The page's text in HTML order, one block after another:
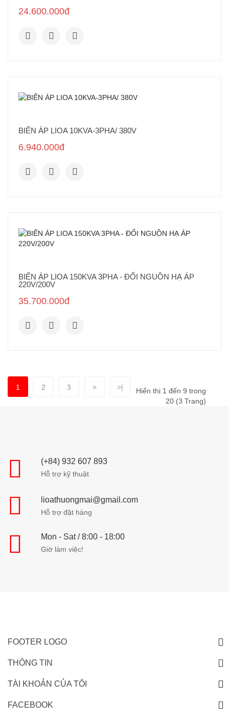
24.600.000đ
BIẾN ÁP LIOA 10KVA-3PHA/ 380V
6.940.000đ
BIẾN ÁP LIOA 150KVA 3PHA - ĐỔI NGUỒN HẠ ÁP
220V/200V
35.700.000đ
1 2 3 > >|
Hiển thị 1 đến 9 trong
20 (3 Trang)
(+84) 932 607 893
Hỗ trợ kỹ thuật
lioathuongmai@gmail.com
Hỗ trợ đặt hàng
Mon - Sat / 8:00 - 18:00
Giờ làm việc!
FOOTER LOGO
THÔNG TIN
TÀI KHOẢN CỦA TÔI
FACEBOOK